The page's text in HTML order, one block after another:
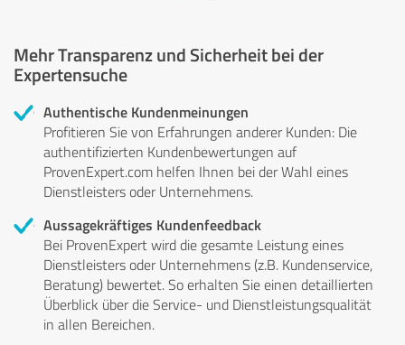
Mehr Transparenz und Sicherheit bei der
Expertensuche
Authentische Kundenmeinungen
Profitieren Sie von Erfahrungen anderer Kunden: Die
authentifizierten Kundenbewertungen auf
ProvenExpert.com helfen Ihnen bei der Wahl eines
Dienstleisters oder Unternehmens.
Aussagekräftiges Kundenfeedback
Bei ProvenExpert wird die gesamte Leistung eines
Dienstleisters oder Unternehmens (z.B. Kundenservice,
Beratung) bewertet. So erhalten Sie einen detaillierten
Überblick über die Service- und Dienstleistungsqualität
in allen Bereichen.